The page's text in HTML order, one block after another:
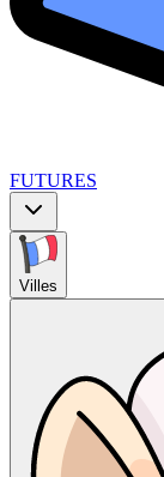
FUTURES
Villes